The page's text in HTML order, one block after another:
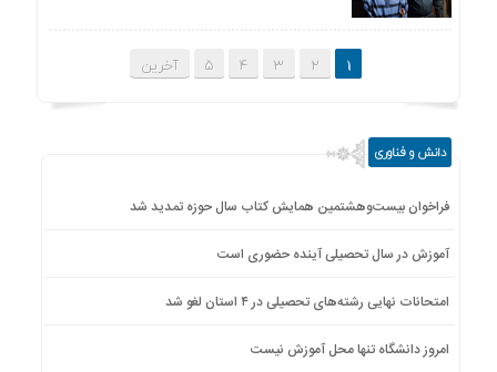
1
2
3
4
5 آخرین
دانش و فناوری
فراخوان بیست‌وهشتمین همایش کتاب سال حوزه تمدید شد
آموزش در سال تحصیلی آینده حضوری است
امتحانات نهایی رشته‌های تحصیلی در ۴ استان لغو شد
امروز دانشگاه تنها محل آموزش نیست